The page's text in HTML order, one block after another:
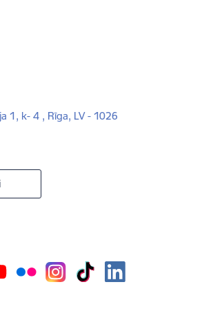
1, k- 4 , Rīga, LV - 1026